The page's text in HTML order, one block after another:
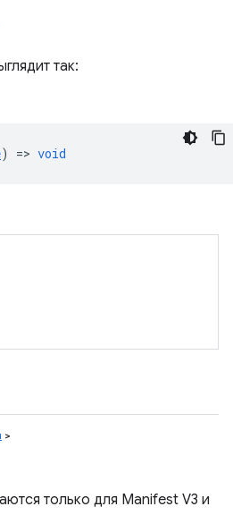
так:
) => void
>
только для Manifest V3 и